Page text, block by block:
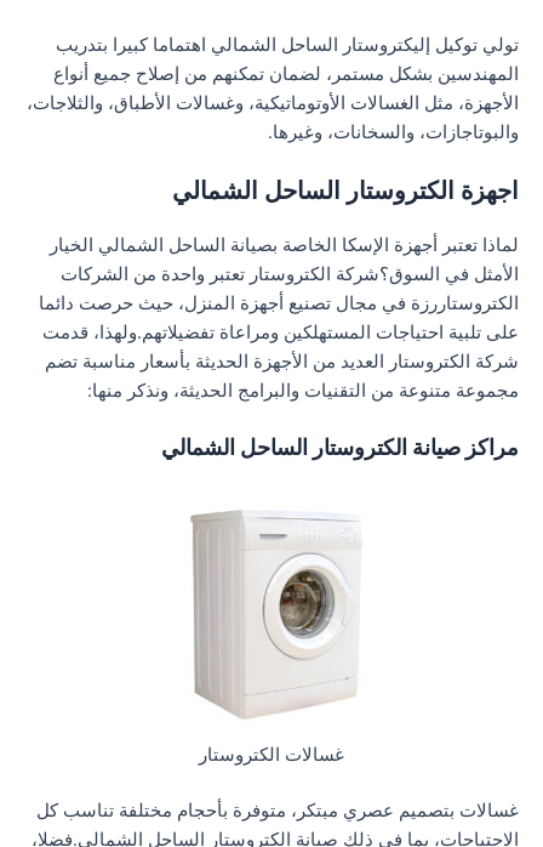
تولي توكيل إليكتروستار الساحل الشمالي اهتماما كبيرا بتدريب
المهندسين بشكل مستمر، لضمان تمكنهم من إصلاح جميع أنواع
الأجهزة، مثل الغسالات الأوتوماتيكية، وغسالات الأطباق، والثلاجات،
والبوتاجازات، والسخانات، وغيرها.
اجهزة الكتروستار الساحل الشمالي
لماذا تعتبر أجهزة الإسكا الخاصة بصيانة الساحل الشمالي الخيار
الأمثل في السوق؟شركة الكتروستار تعتبر واحدة من الشركات
الكتروستاررزة في مجال تصنيع أجهزة المنزل، حيث حرصت دائما
على تلبية احتياجات المستهلكين ومراعاة تفضيلاتهم.ولهذا، قدمت
شركة الكتروستار العديد من الأجهزة الحديثة بأسعار مناسبة تضم
مجموعة متنوعة من التقنيات والبرامج الحديثة، ونذكر منها:
مراكز صيانة الكتروستار الساحل الشمالي
غسالات الكتروستار
غسالات بتصميم عصري مبتكر، متوفرة بأحجام مختلفة تناسب كل
الاحتياجات، بما في ذلك صيانة الكتروستار الساحل الشمالي.فضلا،